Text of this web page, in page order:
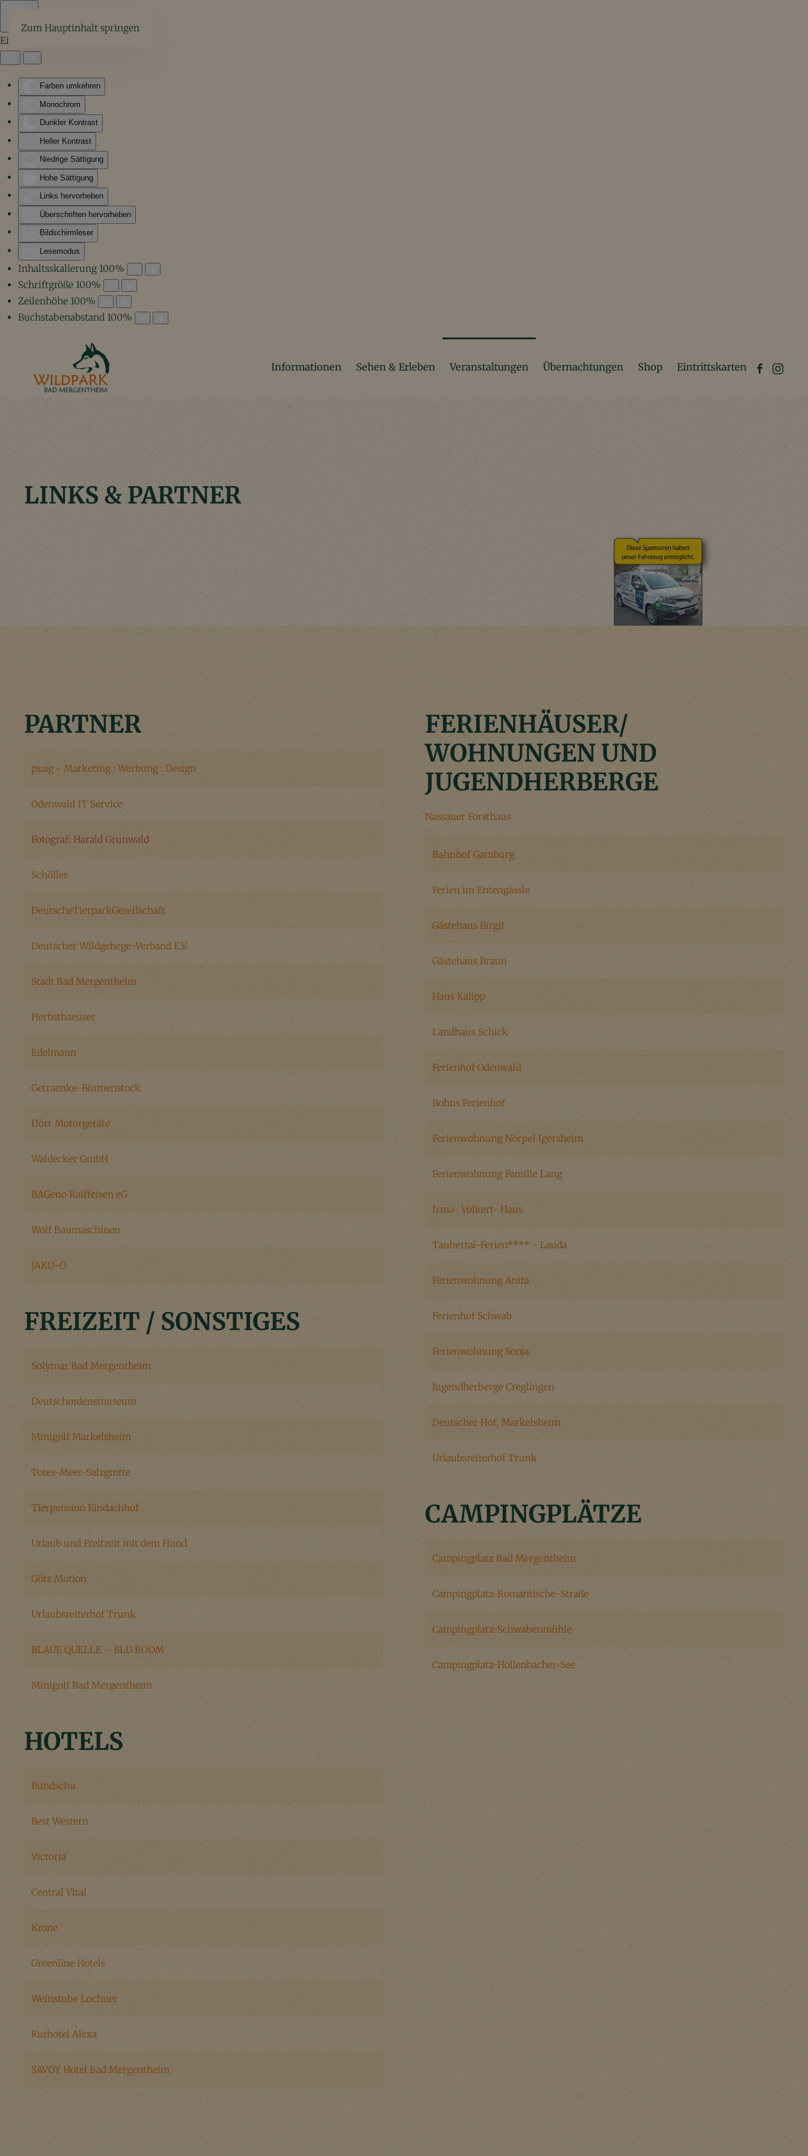
Eingabehilfen öffnen
Farben umkehren
Monochrom
Dunkler Kontrast
Heller Kontrast
Niedrige Sättigung
Hohe Sättigung
Links hervorheben
Überschriften hervorheben
Bildschirmleser
Lesemodus
Inhaltsskalierung 100%
Schriftgröße 100%
Zeilenhöhe 100%
Buchstabenabstand 100%
Zum Hauptinhalt springen
Informationen Sehen & Erleben Veranstaltungen Übernachtungen Shop Eintrittskarten
LINKS & PARTNER
PARTNER
ps:ag - Marketing : Werbung : Design
Odenwald IT Service
Fotograf: Harald Grunwald
Schöller
DeutscheTierparkGesellschaft
Deutscher Wildgehege-Verband E.V.
Stadt Bad Mergentheim
Herbsthaeuser
Edelmann
Getraenke-Blumenstock
Dörr Motorgeräte
Waldecker GmbH
BAGeno Raiffeisen eG
Wolf Baumaschinen
JAKO-O
FREIZEIT / SONSTIGES
Solymar Bad Mergentheim
Deutschordensmuseum
Minigolf Markelsheim
Totes-Meer-Salzgrotte
Tierpension Eindachhof
Urlaub und Freitzeit mit dem Hund
Götz Motion
Urlaubsreiterhof Trunk
BLAUE QUELLE – BLU ROOM
Minigolf Bad Mergentheim
HOTELS
Bundschu
Best Western
Victoria
Central Vital
Krone
Greenline Hotels
Weinstube Lochner
Kurhotel Alexa
SAVOY Hotel Bad Mergentheim
FERIENHÄUSER/
WOHNUNGEN UND
JUGENDHERBERGE
Nassauer Forsthaus
Bahnhof Gamburg
Ferien im Entengässle
Gästehaus Birgit
Gästehaus Braun
Haus Kalipp
Landhaus Schick
Ferienhof Odenwald
Bohns Ferienhof
Ferienwohnung Nörpel Igersheim
Ferienwohnung Familie Lang
Irma- Volkert- Haus
Taubertal-Ferien**** - Lauda
Ferienwohnung Anita
Ferienhof Schwab
Ferienwohnung Sonja
Jugendherberge Creglingen
Deutscher Hof, Markelsheim
Urlaubsreiterhof Trunk
CAMPINGPLÄTZE
Campingplatz Bad Mergentheim
Campingplatz-Romantische-Straße
Campingplatz-Schwabenmühle
Campingplatz-Hollenbacher-See